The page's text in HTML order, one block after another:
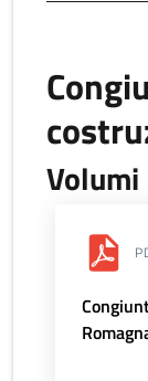
Volumi